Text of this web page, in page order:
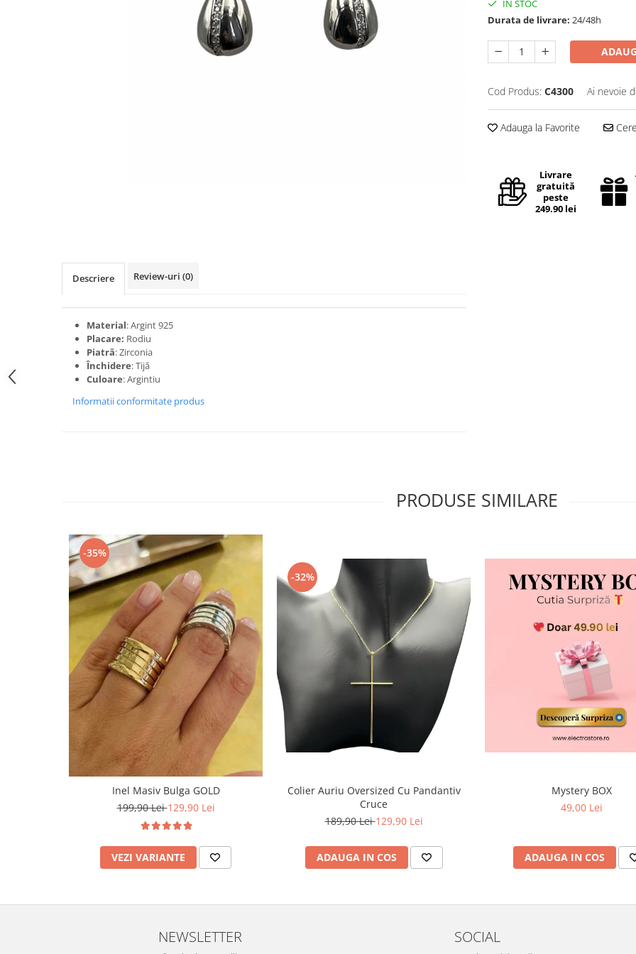
IN STOC
Durata de livrare: 24/48h
Cod Produs: C4300 Ai nevoie
Adauga la Favorite
Livrare
gratuită
peste
249.90 lei
Descriere Review-uri (0)
Material: Argint 925
Placare: Rodiu
Piatră: Zirconia
Închidere: Tijă
Culoare: Argintiu
Informatii conformitate produs
PRODUSE SIMILARE
-35%
Inel Masiv Bulga GOLD
199,90 Lei129,90 Lei
VEZI VARIANTE
-32%
Colier Auriu Oversized Cu Pandantiv
Cruce
189,90 Lei129,90 Lei
ADAUGA IN COS
Mystery BOX
49,00 Lei
ADAUGA IN COS
NEWSLETTER SOCIAL